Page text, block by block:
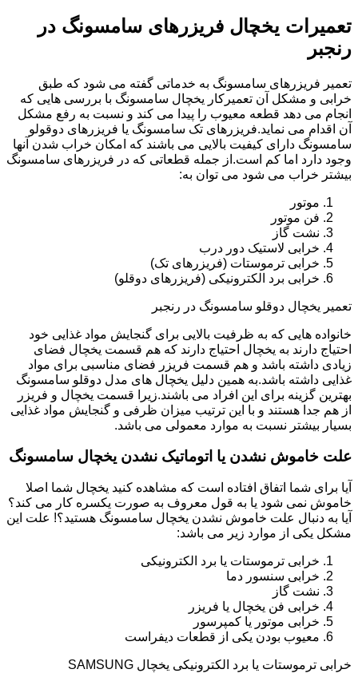
تعمیرات یخچال فریزرهای سامسونگ در
رنجبر
تعمیر فریزرهای سامسونگ به خدماتی گفته می شود که طبق
خرابی و مشکل آن تعمیرکار یخچال سامسونگ با بررسی هایی که
انجام می دهد قطعه معیوب را پیدا می کند و نسبت به رفع مشکل
آن اقدام می نماید.فریزرهای تک سامسونگ یا فریزرهای دوقولو
سامسونگ دارای کیفیت بالایی می باشند که امکان خراب شدن آنها
وجود دارد اما کم است.از جمله قطعاتی که در فریزرهای سامسونگ
بیشتر خراب می شود می توان به:
موتور
فن موتور
نشت گاز
خرابی لاستیک دور درب
خرابی ترموستات (فریزرهای تک)
خرابی برد الکترونیکی (فریزرهای دوقلو)
تعمیر یخچال دوقلو سامسونگ در رنجبر
خانواده هایی که به ظرفیت بالایی برای گنجایش مواد غذایی خود
احتیاج دارند به یخچال احتیاج دارند که هم قسمت یخچال فضای
زیادی داشته باشد و هم قسمت فریزر فضای مناسبی برای مواد
غذایی داشته باشد.به همین دلیل یخچال های مدل دوقلو سامسونگ
بهترین گزینه برای این افراد می باشند.زیرا قسمت یخچال و فریزر
از هم جدا هستند و با این ترتیب میزان ظرفی و گنجایش مواد غذایی
بسیار بیشتر نسبت به موارد معمولی می باشد.
علت خاموش نشدن یا اتوماتیک نشدن یخچال سامسونگ
آیا برای شما اتفاق افتاده است که مشاهده کنید یخچال شما اصلا
خاموش نمی شود یا به قول معروف به صورت یکسره کار می کند؟
آیا به دنبال علت خاموش نشدن یخچال سامسونگ هستید؟! علت این
مشکل یکی از موارد زیر می باشد:
خرابی ترموستات یا برد الکترونیکی
خرابی سنسور دما
نشت گاز
خرابی فن یخچال یا فریزر
خرابی موتور یا کمپرسور
معیوب بودن یکی از قطعات دیفراست
خرابی ترموستات یا برد الکترونیکی یخچال SAMSUNG